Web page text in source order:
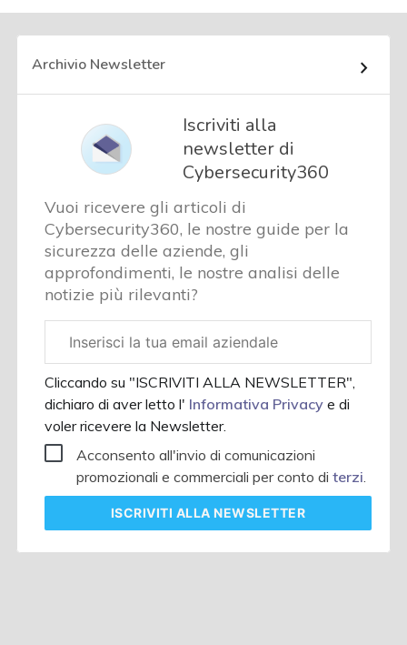
Archivio Newsletter
Iscriviti alla
newsletter di
Cybersecurity360
Vuoi ricevere gli articoli di
Cybersecurity360, le nostre guide per la
sicurezza delle aziende, gli
approfondimenti, le nostre analisi delle
notizie più rilevanti?
aziendale
Cliccando su "ISCRIVITI ALLA NEWSLETTER",
dichiaro di aver letto l' Informativa Privacye di
voler ricevere la Newsletter.
Acconsento all'invio di comunicazioni
promozionali e commerciali per conto diterzi.
ISCRIVITI ALLA NEWSLETTER